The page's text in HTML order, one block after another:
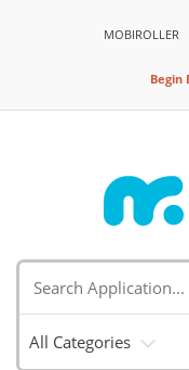
MOBIROLLER
Begin
All Categories